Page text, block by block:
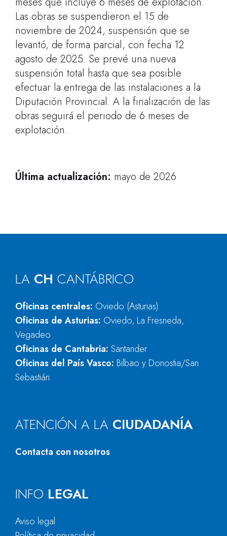
Las obras se suspendieron el 15 de
noviembre de 2024, suspensión que se
levantó, de forma parcial, con fecha 12
agosto de 2025. Se prevé una nueva
suspensión total hasta que sea posible
efectuar la entrega de las instalaciones a la
Diputación Provincial. A la finalización de las
obras seguirá el periodo de 6 meses de
explotación.
Última actualización: mayo de 2026
LA CH CANTÁBRICO
Oficinas centrales: Oviedo (Asturias)
Oficinas de Asturias: Oviedo, La Fresneda,
Vegadeo
Oficinas de Cantabria: Santander
Oficinas del País Vasco: Bilbao y Donostia/San
Sebastián
ATENCIÓN A LA CIUDADANÍA
Contacta con nosotros
INFO LEGAL
Aviso legal